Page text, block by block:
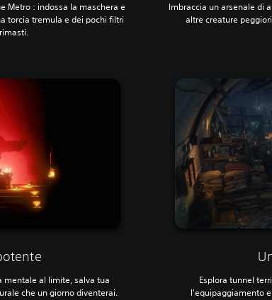
Metro : indossa la maschera e
torcia tremula e dei pochi filtri
Imbraccia un arsenale di
altre creature
mentale al limite, salva tua
che un giorno diventerai.
Esplora tunnel
l'equipaggiamento